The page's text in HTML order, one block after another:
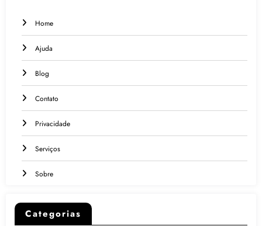
Home
Ajuda
Blog
Contato
Privacidade
Serviços
Sobre
Categorias